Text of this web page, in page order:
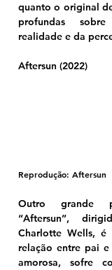
quanto o original
profundas
realidade e da
Aftersun (2022)
Reprodução: Aftersun
Outro grande
“Aftersun”,
Charlotte Wells,
relação entre pai
amorosa, sofre